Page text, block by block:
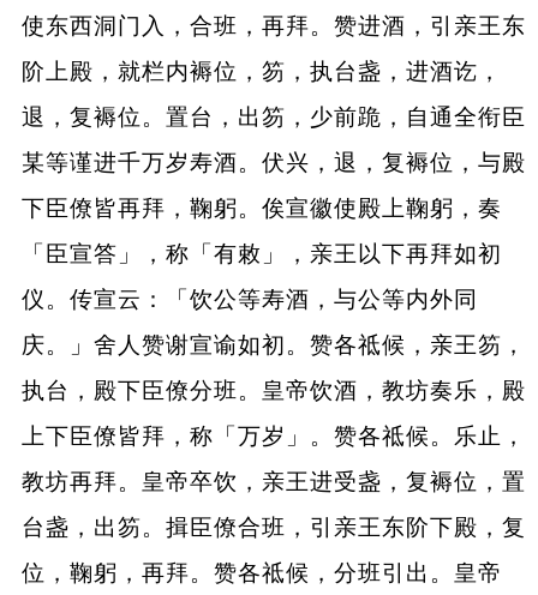
使东西洞门入，合班，再拜。赞进酒，引亲王东
阶上殿，就栏内褥位，笏，执台盏，进酒讫，
退，复褥位。置台，出笏，少前跪，自通全衔臣
某等谨进千万岁寿酒。伏兴，退，复褥位，与殿
下臣僚皆再拜，鞠躬。俟宣徽使殿上鞠躬，奏
「臣宣答」，称「有敕」，亲王以下再拜如初
仪。传宣云：「饮公等寿酒，与公等内外同
庆。」舍人赞谢宣谕如初。赞各祗候，亲王笏，
执台，殿下臣僚分班。皇帝饮酒，教坊奏乐，殿
上下臣僚皆拜，称「万岁」。赞各祗候。乐止，
教坊再拜。皇帝卒饮，亲王进受盏，复褥位，置
台盏，出笏。揖臣僚合班，引亲王东阶下殿，复
位，鞠躬，再拜。赞各祗候，分班引出。皇帝